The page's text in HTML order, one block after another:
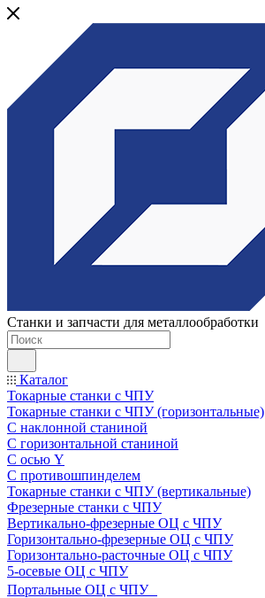
Станки и запчасти для металлообработки
Каталог
Токарные станки с ЧПУ
Токарные станки с ЧПУ (горизонтальные)
С наклонной станиной
С горизонтальной станиной
С осью Y
С противошпинделем
Токарные станки с ЧПУ (вертикальные)
Фрезерные станки с ЧПУ
Вертикально-фрезерные ОЦ с ЧПУ
Горизонтально-фрезерные ОЦ с ЧПУ
Горизонтально-расточные ОЦ с ЧПУ
5-осевые ОЦ с ЧПУ
Портальные ОЦ с ЧПУ